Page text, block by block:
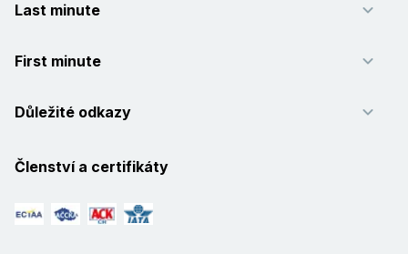
Last minute
First minute
Důležité odkazy
Členství a certifikáty